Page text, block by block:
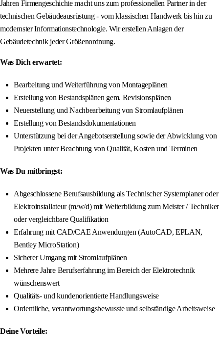
Jahren Firmengeschichte macht uns zum professionellen Partner in der
technischen Gebäudeausrüstung - vom klassischen Handwerk bis hin zu
modernster Informationstechnologie. Wir erstellen Anlagen der
Gebäudetechnik jeder Größenordnung.
Was Dich erwartet:
Bearbeitung und Weiterführung von Montageplänen
Erstellung von Bestandsplänen gem. Revisionsplänen
Neuerstellung und Nachbearbeitung von Stromlaufplänen
Erstellung von Bestandsdokumentationen
Unterstützung bei der Angebotserstellung sowie der Abwicklung von
Projekten unter Beachtung von Qualität, Kosten und Terminen
Was Du mitbringst:
Abgeschlossene Berufsausbildung als Technischer Systemplaner oder
Elektroinstallateur (m/w/d) mit Weiterbildung zum Meister / Techniker
oder vergleichbare Qualifikation
Erfahrung mit CAD/CAE Anwendungen (AutoCAD, EPLAN,
Bentley MicroStation)
Sicherer Umgang mit Stromlaufplänen
Mehrere Jahre Berufserfahrung im Bereich der Elektrotechnik
wünschenswert
Qualitäts- und kundenorientierte Handlungsweise
Ordentliche, verantwortungsbewusste und selbständige Arbeitsweise
Deine Vorteile: